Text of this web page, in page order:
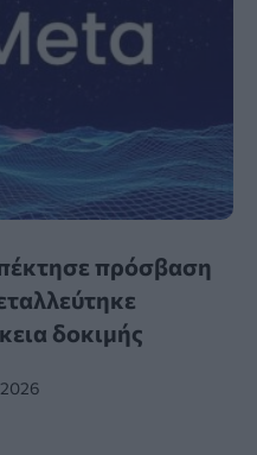
πρόσβαση
δοκιμής